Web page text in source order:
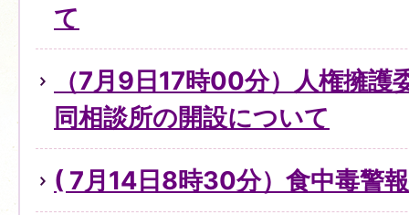
て
（7月9日17時00分）人権擁護
同相談所の開設について
( 7月14日8時30分）食中毒警